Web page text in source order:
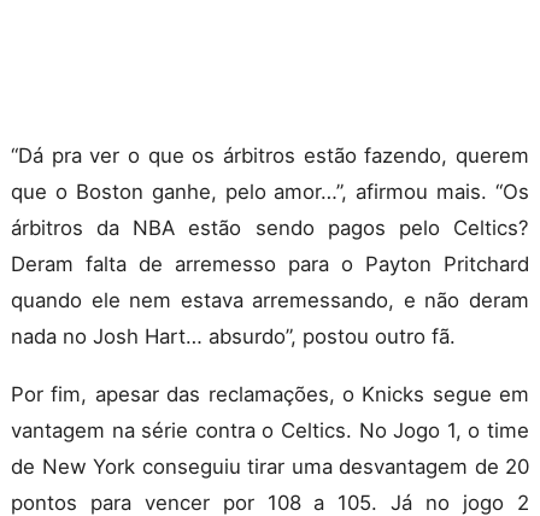
“Dá pra ver o que os árbitros estão fazendo, querem
que o Boston ganhe, pelo amor…”, afirmou mais. “Os
árbitros da NBA estão sendo pagos pelo Celtics?
Deram falta de arremesso para o Payton Pritchard
quando ele nem estava arremessando, e não deram
nada no Josh Hart… absurdo”, postou outro fã.
Por fim, apesar das reclamações, o Knicks segue em
vantagem na série contra o Celtics. No Jogo 1, o time
de New York conseguiu tirar uma desvantagem de 20
pontos para vencer por 108 a 105. Já no jogo 2